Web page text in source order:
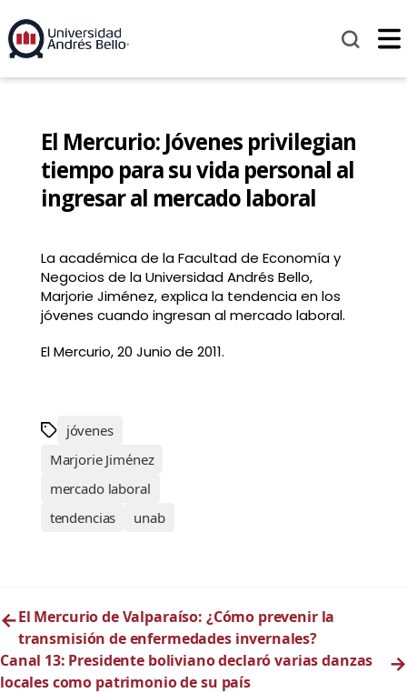
El Mercurio: Jóvenes privilegian
tiempo para su vida personal al
ingresar al mercado laboral
La académica de la Facultad de Economía y
Negocios de la Universidad Andrés Bello,
Marjorie Jiménez, explica la tendencia en los
jóvenes cuando ingresan al mercado laboral.
El Mercurio, 20 Junio de 2011.
jóvenes
Marjorie Jiménez
mercado laboral
tendencias
unab
←El Mercurio de Valparaíso: ¿Cómo prevenir la
transmisión de enfermedades invernales?
Canal 13: Presidente boliviano declaró varias danzas
locales como patrimonio de su país
→